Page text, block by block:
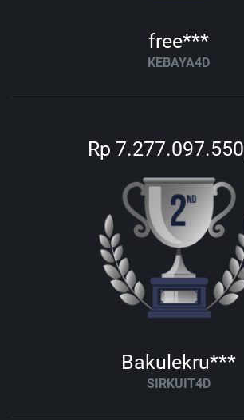
free***
KEBAYA4D
Rp
Bakulekru***
SIRKUIT4D